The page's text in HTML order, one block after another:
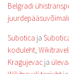
Belgradi
Subotica ja
koduleht,
Kragujevac ja